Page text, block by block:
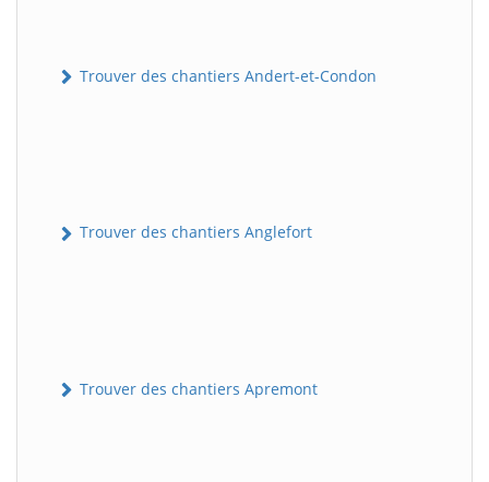
Trouver des chantiers Andert-et-Condon
Trouver des chantiers Anglefort
Trouver des chantiers Apremont